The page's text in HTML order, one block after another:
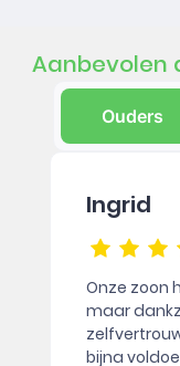
Aanbevolen
Ouders
Ingrid
Onze zoon
maar
bijna